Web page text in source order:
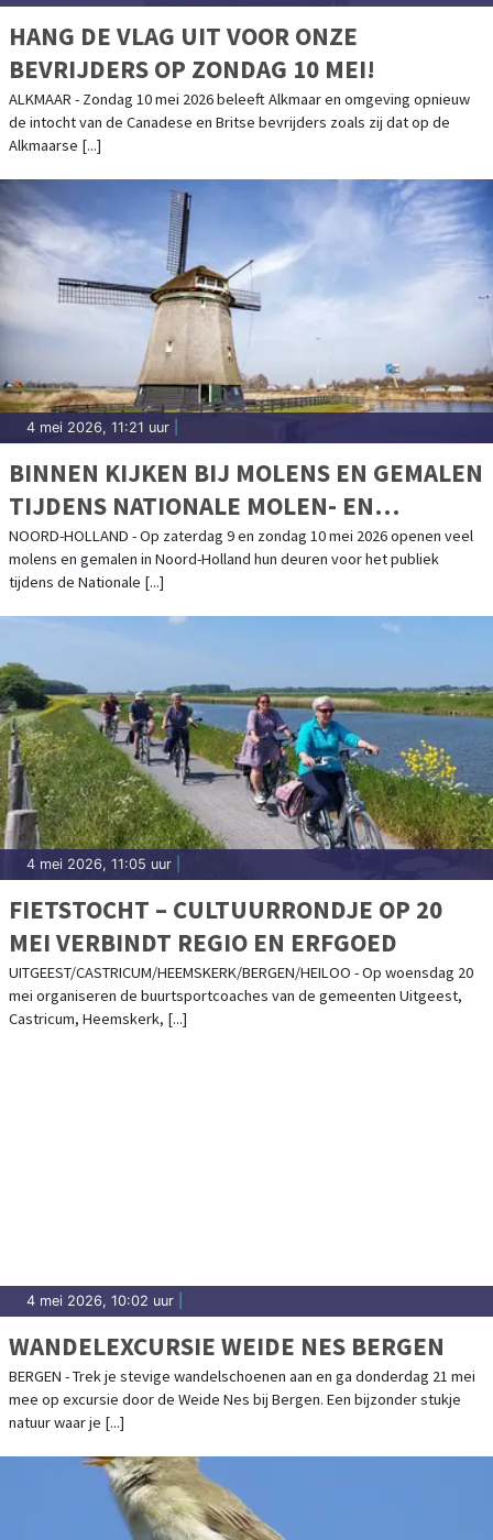
HANG DE VLAG UIT VOOR ONZE
BEVRIJDERS OP ZONDAG 10 MEI!
ALKMAAR - Zondag 10 mei 2026 beleeft Alkmaar en omgeving opnieuw
de intocht van de Canadese en Britse bevrijders zoals zij dat op de
Alkmaarse [...]
4 mei 2026, 11:21 uur
BINNEN KIJKEN BIJ MOLENS EN GEMALEN
TIJDENS NATIONALE MOLEN- EN
GEMALENDAG
NOORD-HOLLAND - Op zaterdag 9 en zondag 10 mei 2026 openen veel
molens en gemalen in Noord-Holland hun deuren voor het publiek
tijdens de Nationale [...]
4 mei 2026, 11:05 uur
FIETSTOCHT – CULTUURRONDJE OP 20
MEI VERBINDT REGIO EN ERFGOED
UITGEEST/CASTRICUM/HEEMSKERK/BERGEN/HEILOO - Op woensdag 20
mei organiseren de buurtsportcoaches van de gemeenten Uitgeest,
Castricum, Heemskerk, [...]
4 mei 2026, 10:02 uur
WANDELEXCURSIE WEIDE NES BERGEN
BERGEN - Trek je stevige wandelschoenen aan en ga donderdag 21 mei
mee op excursie door de Weide Nes bij Bergen. Een bijzonder stukje
natuur waar je [...]